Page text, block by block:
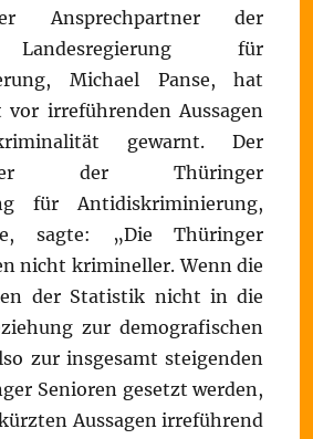
Ansprechpartner der
für
Michael Panse, hat
irreführenden Aussagen
gewarnt. Der
der Thüringer
für Antidiskriminierung,
sagte: „Die Thüringer
nicht krimineller. Wenn die
der Statistik nicht in die
zur demografischen
zur insgesamt steigenden
Senioren gesetzt werden,
Aussagen irreführend